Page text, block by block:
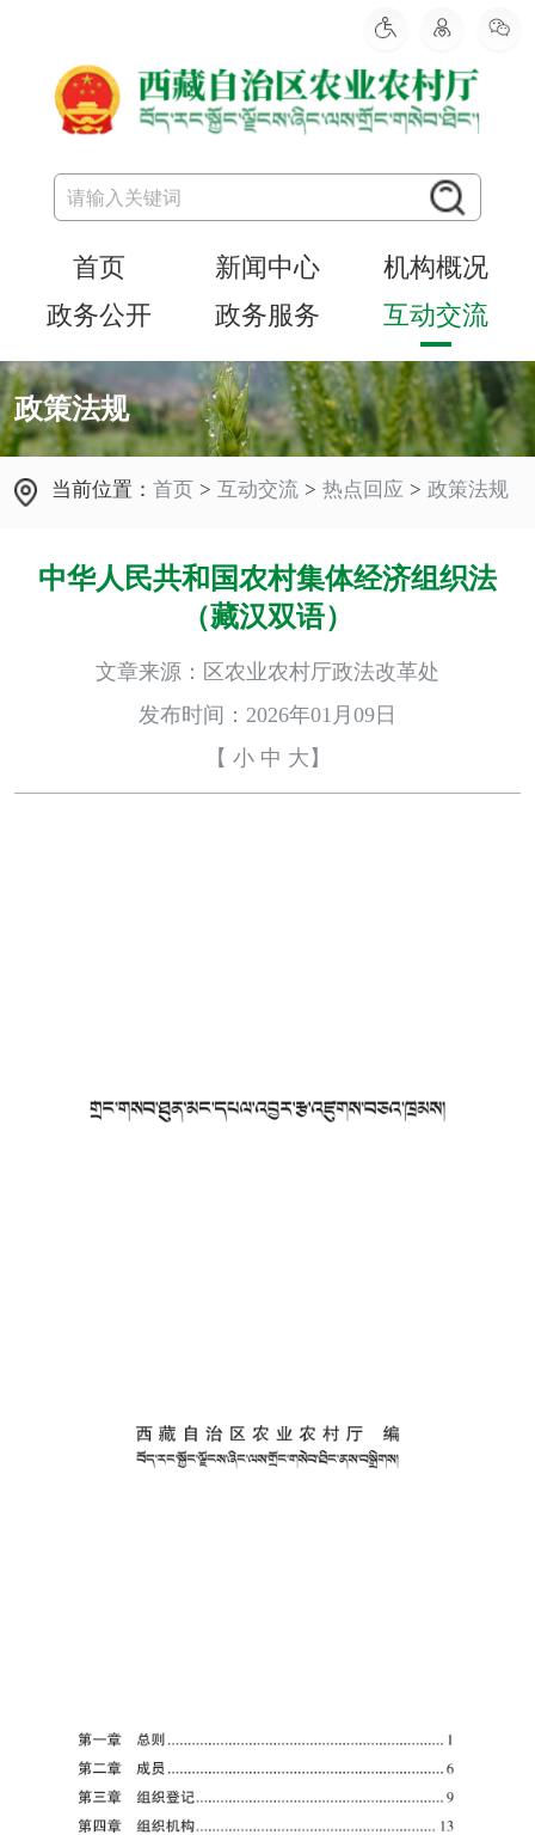
首页 新闻中心
机构概况
政务公开
政务服务 互动交流
政策法规
当前位置：首页 > 互动交流 > 热点回应 > 政策法规
中华人民共和国农村集体经济组织法
（藏汉双语）
文章来源：区农业农村厅政法改革处
发布时间：2026年01月09日
【 小 中 大 】